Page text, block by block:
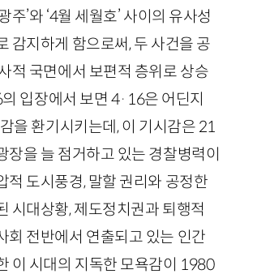
주’와 ‘4월 세월호’ 사이의 유사성
감지하게 함으로써, 두 사건을 공
적 국면에서 보편적 층위로 상승
의 입장에서 보면 4· 16은 어딘지
을 환기시키는데, 이 기시감은 21
장을 늘 점거하고 있는 경찰병력이
적 도시풍경, 말할 권리와 공정한
시대상황, 제도정치권과 퇴행적
회 전반에서 연출되고 있는 인간
이 시대의 지독한 모욕감이 1980